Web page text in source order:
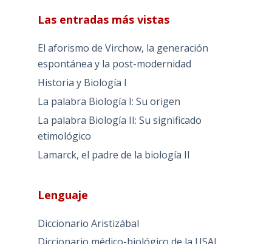
Las entradas más vistas
El aforismo de Virchow, la generación
espontánea y la post-modernidad
Historia y Biología I
La palabra Biología I: Su origen
La palabra Biología II: Su significado
etimológico
Lamarck, el padre de la biología II
Lenguaje
Diccionario Aristizábal